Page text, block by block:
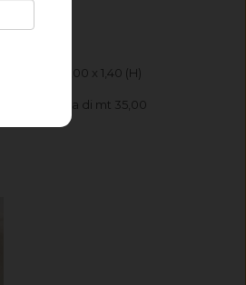
di mt 4,00 x 1,40 (H)
pezza di mt 35,00